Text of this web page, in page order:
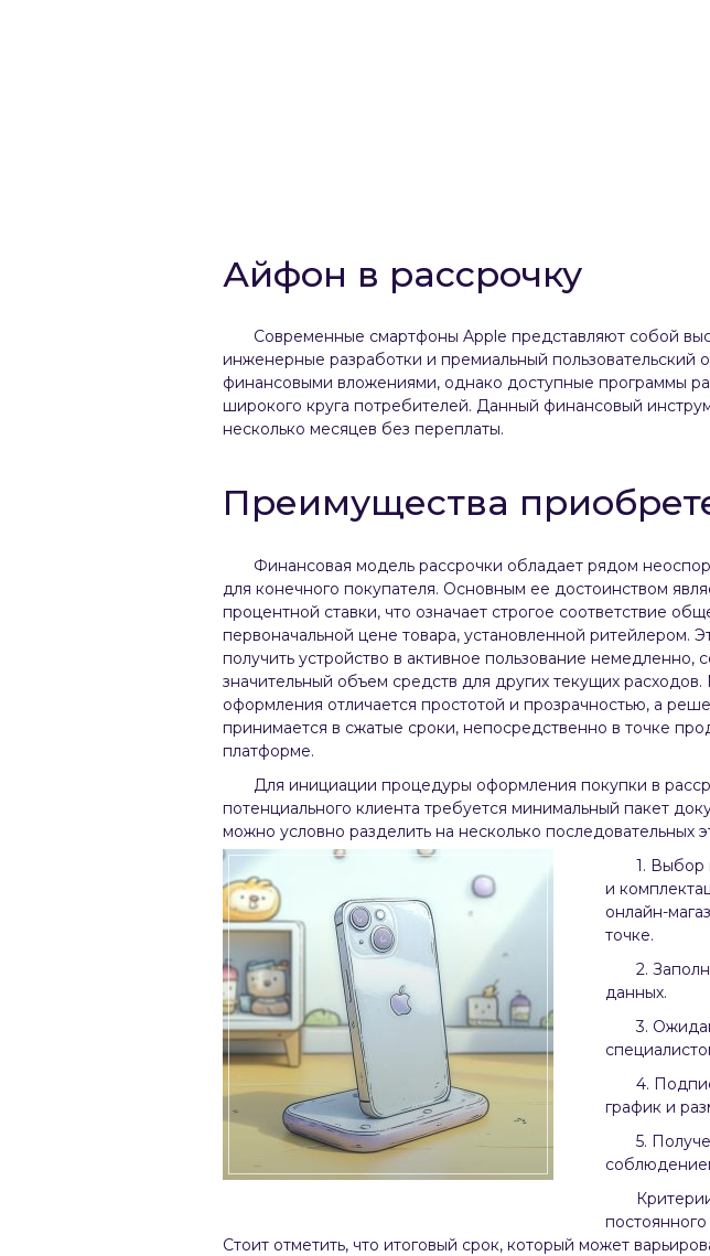
Айфон в рассрочку
Современные смартфоны Apple представляют собой
инженерные разработки и премиальный пользовательский
финансовыми вложениями, однако доступные программы
широкого круга потребителей. Данный финансовый
несколько месяцев без переплаты.
Преимущества
Финансовая модель рассрочки обладает рядом
для конечного покупателя. Основным ее достоинством
процентной ставки, что означает строгое соответствие
первоначальной цене товара, установленной ритейлером.
получить устройство в активное пользование немедленно,
значительный объем средств для других текущих
оформления отличается простотой и прозрачностью, а
принимается в сжатые сроки, непосредственно в точке
платформе.
Для инициации процедуры оформления покупки в
потенциального клиента требуется минимальный пакет
можно условно разделить на несколько последовательных
1. Выбор
и
онлайн-
точке.
2.
данных.
3.
4.
график и
5.
Стоит отметить, что итоговый срок, который может